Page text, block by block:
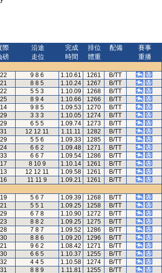
際
磅
沿途
走位
完成
時間
排位
體重
配備
賽事
重播
9 8 6 1.10.61 1261
B/TT
8 8 5 1.10.24 1267
B/TT
5 5 3 1.10.09 1268
B/TT
8 9 4 1.10.66 1266
B/TT
9 8 5 1.09.53 1270
B/TT
3 3 3 1.10.05 1274
B/TT
6 5 5 1.09.74 1273
B/TT
12 12 11 1.11.11 1282
B/TT
5 5 6 1.09.33 1285
B/TT
6 6 2 1.09.48 1271
B/TT
6 6 7 1.09.54 1286
B/TT
8 10 9 1.10.14 1261
B/TT
12 12 11 1.09.58 1261
B/TT
11 11 9 1.09.21 1261
B/TT
5 6 7 1.09.39 1268
B/TT
5 5 1 1.09.25 1258
B/TT
6 7 8 1.10.90 1272
B/TT
8 8 2 1.09.25 1275
B/TT
7 8 7 1.09.52 1286
B/TT
8 8 6 1.09.20 1296
B/TT
9 6 2 1.08.42 1271
B/TT
6 6 5 1.10.37 1255
B/TT
4 4 5 1.10.58 1274
B/TT
8 8 9 1.11.81 1255
B/TT